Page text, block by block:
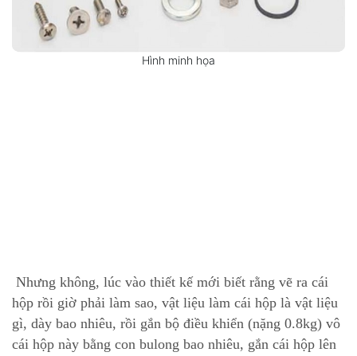
Hình minh họa
Nhưng không, lúc vào thiết kế mới biết rằng vẽ ra cái
hộp rồi giờ phải làm sao, vật liệu làm cái hộp là vật liệu
gì, dày bao nhiêu, rồi gắn bộ điều khiển (nặng 0.8kg) vô
cái hộp này bằng con bulong bao nhiêu, gắn cái hộp lên